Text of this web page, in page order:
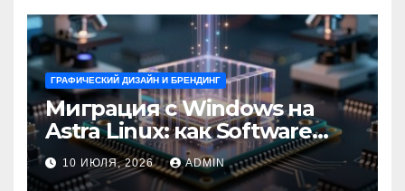
ГРАФИЧЕСКИЙ ДИЗАЙН И БРЕНДИНГ
Миграция с Windows на
Astra Linux: как Software
Group успешно перешла на
отечественную ОС
10 ИЮЛЯ, 2026 ADMIN